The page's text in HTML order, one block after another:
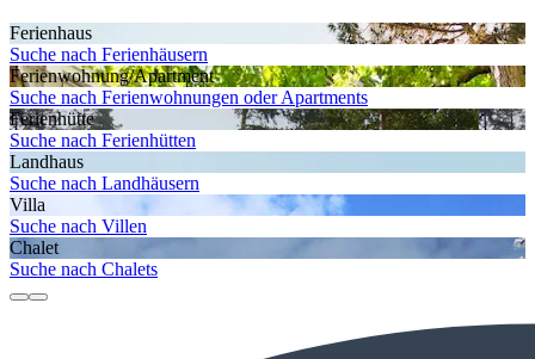
Ferienhaus
Suche nach Ferienhäusern
Ferienwohnung/Apartment
Suche nach Ferienwohnungen oder Apartments
Ferienhütte
Suche nach Ferienhütten
Landhaus
Suche nach Landhäusern
Villa
Suche nach Villen
Chalet
Suche nach Chalets